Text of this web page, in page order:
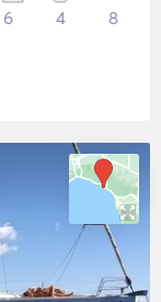
6 4 8